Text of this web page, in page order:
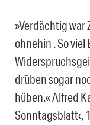
»Verdächtig war
ohnehin . So
drüben sogar
hüben.« Alfred
Sonntagsblatt‹,